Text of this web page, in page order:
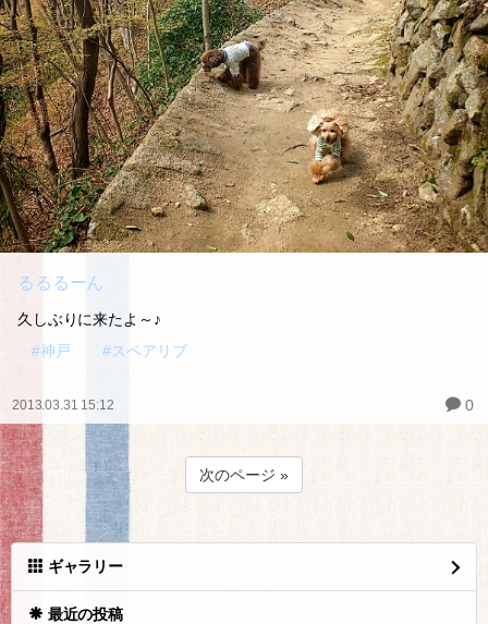
るるるーん
久しぶりに来たよ～♪
#神戸
#スペアリブ
2013.03.31 15:12 0
次のページ »
ギャラリー
最近の投稿